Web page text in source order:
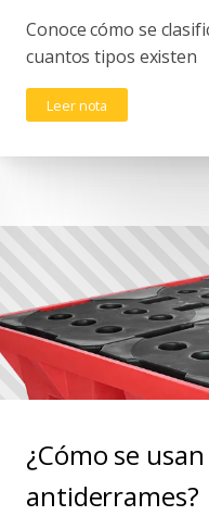
Conoce cómo se
cuantos tipos existen
Leer nota
¿Cómo se
antiderrames?